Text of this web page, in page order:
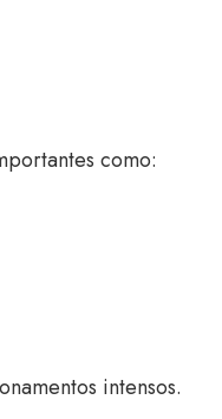
como:
intensos.